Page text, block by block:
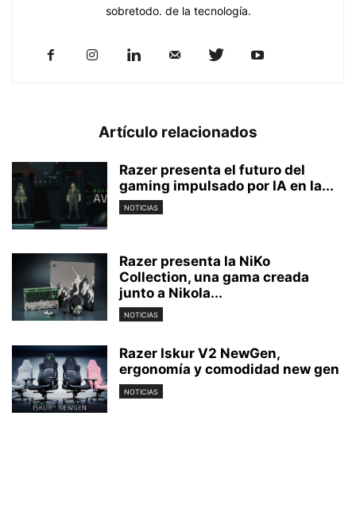
sobretodo. de la tecnología.
Artículo relacionados
Razer presenta el futuro del
gaming impulsado por IA en la...
NOTICIAS
Razer presenta la NiKo
Collection, una gama creada
junto a Nikola...
NOTICIAS
Razer Iskur V2 NewGen,
ergonomía y comodidad new gen
NOTICIAS